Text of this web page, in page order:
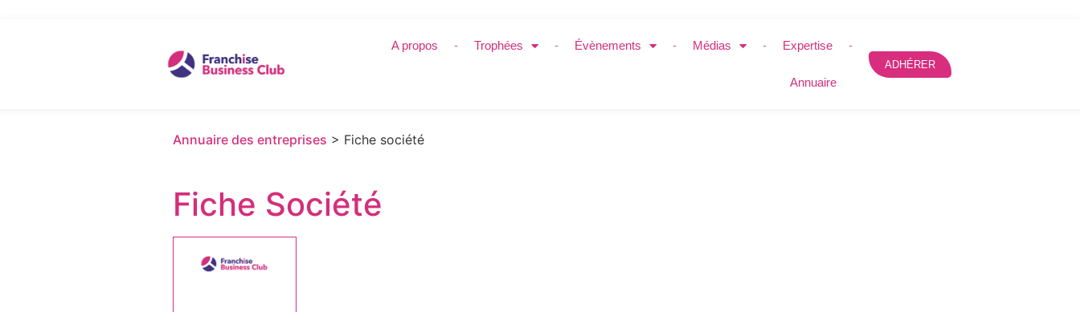
A propos Trophées Évènements Médias Expertise
Annuaire
ADHÉRER
Annuaire des entreprises > Fiche société
Fiche Société